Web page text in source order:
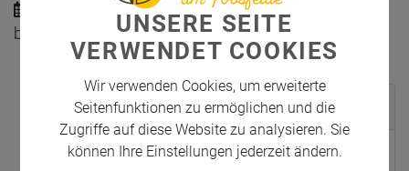
Dienstag, 24. Dezember 2024 von 22:00 Uhr
bis 23:30 Uhr
Veranstaltungsort
Pfarrkirche
UNSERE SEITE
VERWENDET COOKIES
Wir verwenden Cookies, um erweiterte
Seitenfunktionen zu ermöglichen und die
Zugriffe auf diese Website zu analysieren. Sie
können Ihre Einstellungen jederzeit ändern.